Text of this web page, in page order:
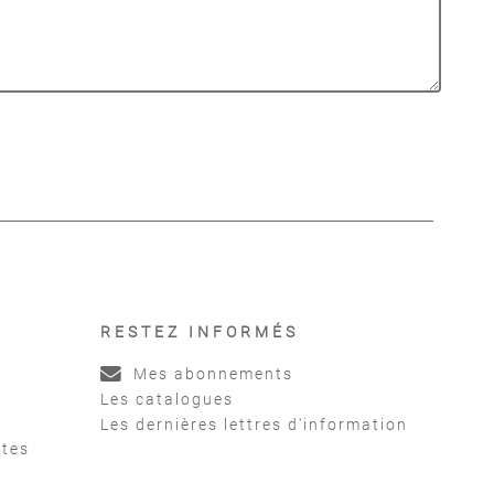
RESTEZ INFORMÉS
Mes abonnements
Les catalogues
Les dernières lettres d'information